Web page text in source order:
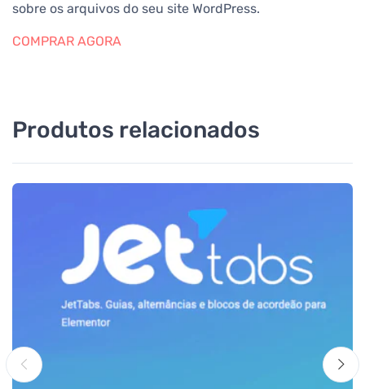
sobre os arquivos do seu site WordPress.
COMPRAR AGORA
Produtos relacionados